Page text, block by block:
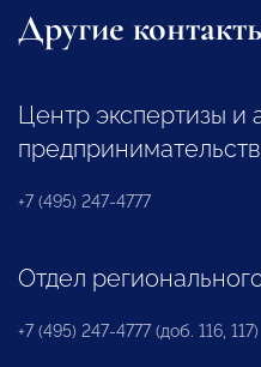
Другие
Центр экспертизы и
+7 (495) 247-4777
Отдел
+7 (495) 247-4777 (доб. 116, 117)